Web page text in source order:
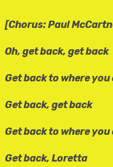
[Chorus: Paul
Oh, get back, get back
Get back to where
Get back, get back
Get back to where
Get back, Loretta